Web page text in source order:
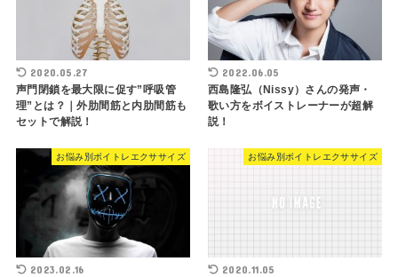
2020.05.27
声門閉鎖を最大限に促す”呼吸管
理”とは？｜外肋間筋と内肋間筋も
セットで解説！
2022.06.05
西島隆弘（Nissy）さんの発声・
歌い方をボイストレーナーが超解
説！
お悩み別ボイトレエクササイズ
2023.02.16
お悩み別ボイトレエクササイズ
2020.11.05